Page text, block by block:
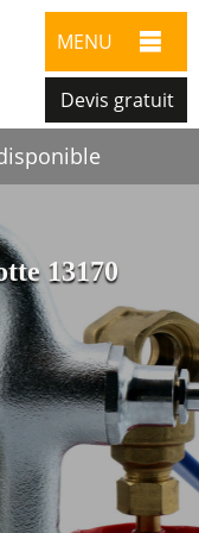
MENU
Devis gratuit
13170